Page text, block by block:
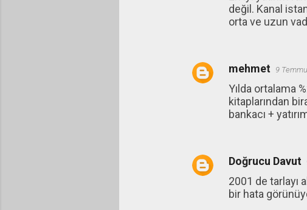
değil. Kanal
orta ve uzun
mehmet 9
Yılda ortalama
kitaplarından
bankacı +
Doğrucu Davut
2001 de tarlayı
bir hata